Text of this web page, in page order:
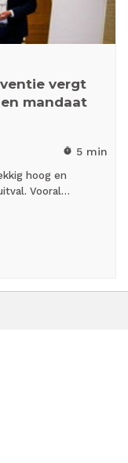
vergt
mandaat
timer 5 min
hoog en
Vooral…